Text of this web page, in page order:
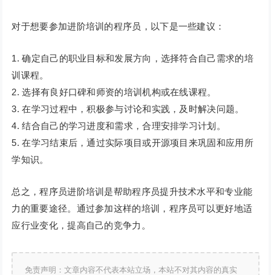
对于想要参加进阶培训的程序员，以下是一些建议：
1. 确定自己的职业目标和发展方向，选择符合自己需求的培
训课程。
2. 选择有良好口碑和师资的培训机构或在线课程。
3. 在学习过程中，积极参与讨论和实践，及时解决问题。
4. 结合自己的学习进度和需求，合理安排学习计划。
5. 在学习结束后，通过实际项目或开源项目来巩固和应用所
学知识。
总之，程序员进阶培训是帮助程序员提升技术水平和专业能
力的重要途径。通过参加这样的培训，程序员可以更好地适
应行业变化，提高自己的竞争力。
免责声明：文章内容不代表本站立场，本站不对其内容的真实